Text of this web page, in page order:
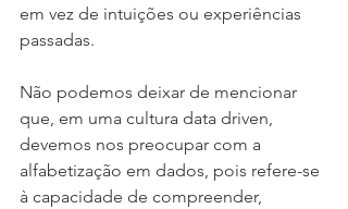
em vez de intuições ou experiências
passadas.
Não podemos deixar de mencionar
que, em uma cultura data driven,
devemos nos preocupar com a
alfabetização em dados, pois refere-se
à capacidade de compreender,